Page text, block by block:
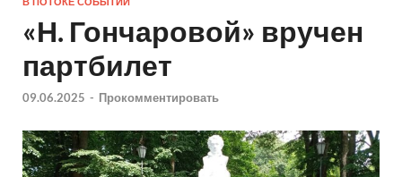
«Н. Гончаровой» вручен
партбилет
09.06.2025 - Прокомментировать